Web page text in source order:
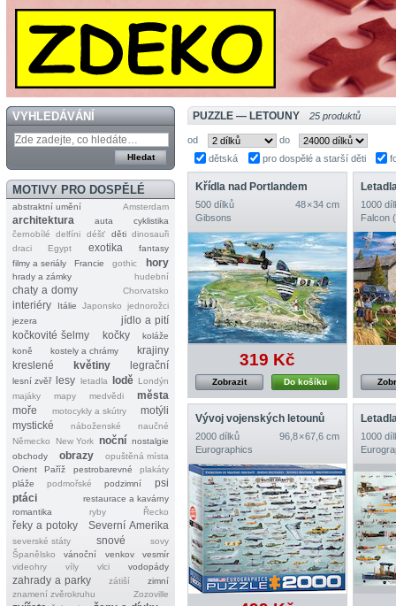
VYHLEDÁVÁNÍ
MOTIVY PRO DOSPĚLÉ
abstraktní umění Amsterdam
architektura auta
cyklistika
černobílé
delfíni déšť děti dinosauři
draci
Egypt exotika
fantasy
filmy a seriály
Francie gothic hory
hrady a zámky hudební
chaty a domy Chorvatsko
interiéry Itálie Japonsko
jednorožci
jezera
jídlo a pití
kočkovité šelmy
kočky
koláže
koně
kostely a chrámy
krajiny
kreslené
květiny legrační
lesní zvěř lesy letadla lodě Londýn
majáky
mapy medvědi
města
moře
motocykly a skútry
motýli
mystické
náboženské
naučné
Německo
New York noční nostalgie
obchody
obrazy
opuštěná místa
Orient
Paříž pestrobarevné
plakáty
pláže
podmořské podzimní
psi
ptáci
restaurace a kavárny
romantika
ryby Řecko
řeky a potoky Severní Amerika
severské státy snové
sovy
Španělsko
vánoční venkov
vesmír
videohry
víly vlci vodopády
zahrady a parky zátiší
zimní
znamení zvěrokruhu
Zozoville
PUZZLE — LETOUNY 25 produktů
od
do
dětská
pro dospělé a starší děti
Křídla nad Portlandem
500 dílků
48 × 34 cm
Gibsons
319 Kč
Do košíku
Zobrazit
1000
Falcon
Vývoj vojenských letounů
2000 dílků
96,8 × 67,6 cm
Eurographics
1000